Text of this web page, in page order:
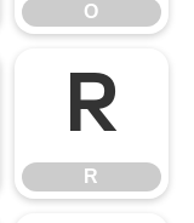
O
R
R